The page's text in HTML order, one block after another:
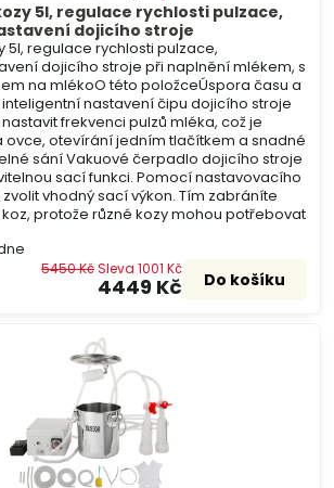
5l, regulace rychlosti pulzace,
dojicího stroje
5l, regulace rychlosti pulzace,
dojicího stroje při naplnění mlékem, s
na mlékoO této položceÚspora času a
nastavení čipu dojicího stroje
frekvenci pulzů mléka, což je
ovce, otevírání jedním tlačítkem a snadné
sání Vakuové čerpadlo dojicího stroje
sací funkci. Pomocí nastavovacího
vhodný sací výkon. Tím zabráníte
protože různé kozy mohou potřebovat
4449 Kč
5450 KčSleva 1001 Kč
Do košíku